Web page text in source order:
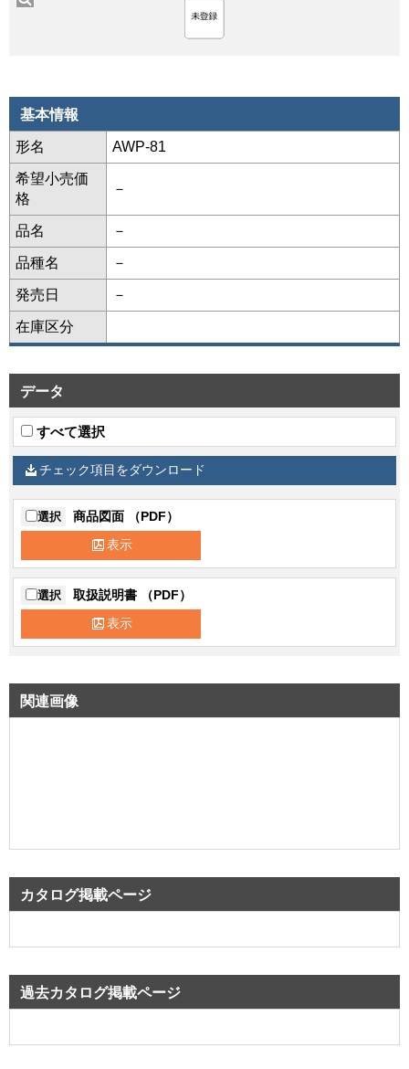
基本情報
形名 AWP-81
希望小売価
格
－
品名 －
品種名 －
発売日 －
在庫区分
データ
すべて選択
チェック項目をダウンロード
選択 商品図面 （PDF）
表示
選択 取扱説明書 （PDF）
表示
関連画像
カタログ掲載ページ
過去カタログ掲載ページ